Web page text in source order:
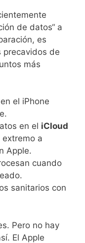
de datos“ a
es
precavidos de
más
en el iPhone
en el iCloud
a
Apple.
cuando
sanitarios con
Pero no hay
El Apple